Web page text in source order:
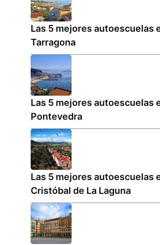
Las 5 mejores autoescuelas
Tarragona
Las 5 mejores autoescuelas
Pontevedra
Las 5 mejores autoescuelas
Cristóbal de La Laguna